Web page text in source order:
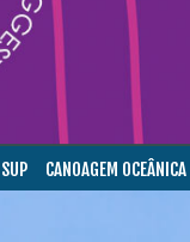
SUP CANOAGEM OCEÂNICA